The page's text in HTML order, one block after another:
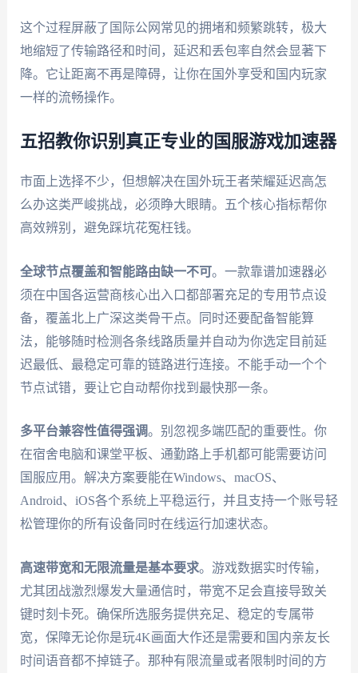
这个过程屏蔽了国际公网常见的拥堵和频繁跳转，极大
地缩短了传输路径和时间，延迟和丢包率自然会显著下
降。它让距离不再是障碍，让你在国外享受和国内玩家
一样的流畅操作。
五招教你识别真正专业的国服游戏加速器
市面上选择不少，但想解决在国外玩王者荣耀延迟高怎
么办这类严峻挑战，必须睁大眼睛。五个核心指标帮你
高效辨别，避免踩坑花冤枉钱。
全球节点覆盖和智能路由缺一不可。一款靠谱加速器必
须在中国各运营商核心出入口都部署充足的专用节点设
备，覆盖北上广深这类骨干点。同时还要配备智能算
法，能够随时检测各条线路质量并自动为你选定目前延
迟最低、最稳定可靠的链路进行连接。不能手动一个个
节点试错，要让它自动帮你找到最快那一条。
多平台兼容性值得强调。别忽视多端匹配的重要性。你
在宿舍电脑和课堂平板、通勤路上手机都可能需要访问
国服应用。解决方案要能在Windows、macOS、
Android、iOS各个系统上平稳运行，并且支持一个账号轻
松管理你的所有设备同时在线运行加速状态。
高速带宽和无限流量是基本要求。游戏数据实时传输，
尤其团战激烈爆发大量通信时，带宽不足会直接导致关
键时刻卡死。确保所选服务提供充足、稳定的专属带
宽，保障无论你是玩4K画面大作还是需要和国内亲友长
时间语音都不掉链子。那种有限流量或者限制时间的方